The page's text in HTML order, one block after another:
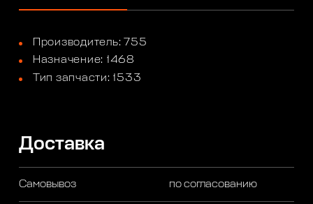
Производитель: 755
Назначение: 1468
Тип запчасти: 1533
Доставка
Самовывоз по согласованию